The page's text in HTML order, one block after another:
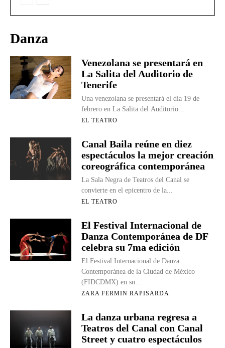
Danza
Venezolana se presentará en
La Salita del Auditorio de
Tenerife
Una venezolana se presentará el día 19 de
febrero en La Salita del Auditorio...
EL TEATRO
Canal Baila reúne en diez
espectáculos la mejor creación
coreográfica contemporánea
La Sala Negra de Teatros del Canal se
convierte en el epicentro de la...
EL TEATRO
El Festival Internacional de
Danza Contemporánea de DF
celebra su 7ma edición
El Festival Internacional de Danza
Contemporánea de la Ciudad de México
(FIDCDMX) en su...
ZARA FERMIN RAPISARDA
La danza urbana regresa a
Teatros del Canal con Canal
Street y cuatro espectáculos